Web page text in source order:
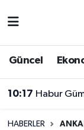
Güncel
10:17 Habur Gümrük
HABERLER
Nöbetçi